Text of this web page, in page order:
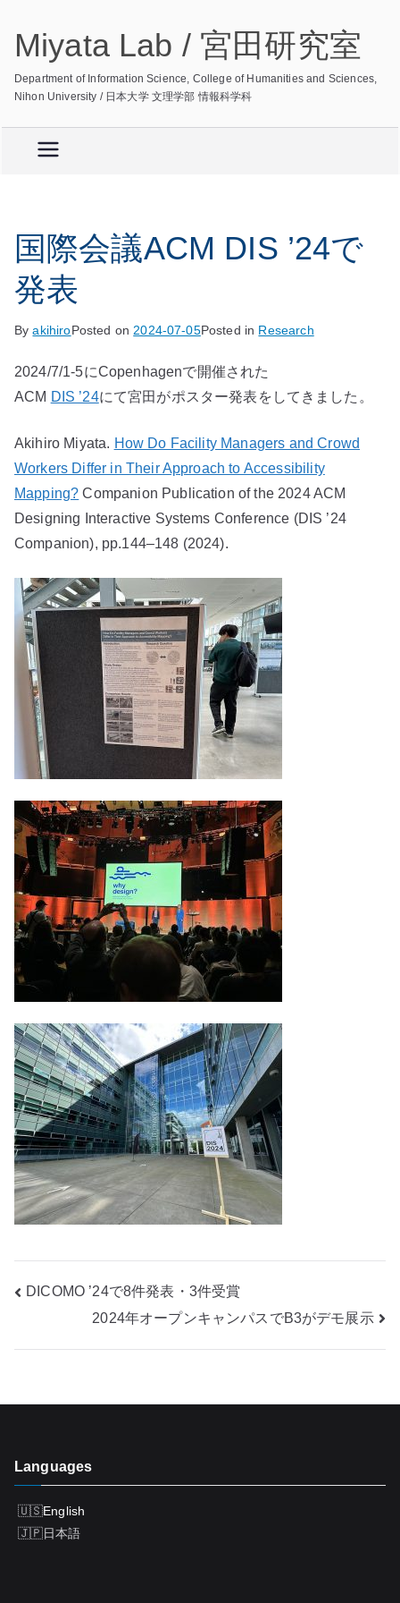
content
Miyata Lab / 宮田研究室
Department of Information Science, College of Humanities and Sciences,
Nihon University / 日本大学 文理学部 情報科学科
国際会議ACM DIS ’24で
発表
ByakihiroPosted on 2024-07-05Posted in Research
2024/7/1-5にCopenhagenで開催された
ACM DIS ’24にて宮田がポスター発表をしてきました。
Akihiro Miyata. How Do Facility Managers and Crowd
Workers Differ in Their Approach to Accessibility
Mapping? Companion Publication of the 2024 ACM
Designing Interactive Systems Conference (DIS ’24
Companion), pp.144–148 (2024).
Post
navigation
DICOMO ’24で8件発表・3件受賞
2024年オープンキャンパスでB3がデモ展示
Languages
English
日本語